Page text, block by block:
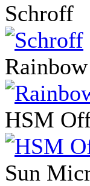
Schroff
HSM
Sun